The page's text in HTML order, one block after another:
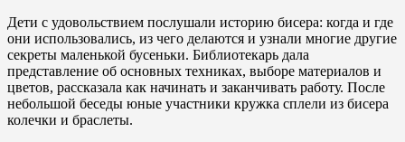
Дети с удовольствием послушали историю бисера: когда и где
они использовались, из чего делаются и узнали многие другие
секреты маленькой бусеньки. Библиотекарь дала
представление об основных техниках, выборе материалов и
цветов, рассказала как начинать и заканчивать работу. После
небольшой беседы юные участники кружка сплели из бисера
колечки и браслеты.